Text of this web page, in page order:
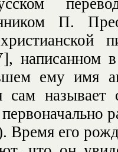
П.
написанном
ему имя
сам называет
Время его